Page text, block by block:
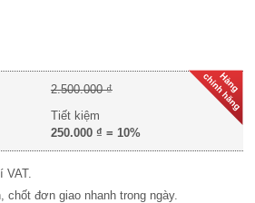
2.500.000 ₫
Tiết kiệm
250.000 ₫ = 10%
VAT.
chốt đơn giao nhanh trong ngày.